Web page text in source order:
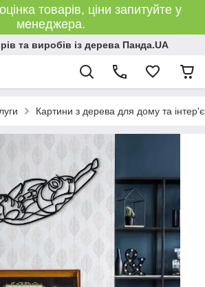
товарів, ціни запитуйте у
менеджера.
та виробів із дерева Панда.UA
Картини з дерева для дому та